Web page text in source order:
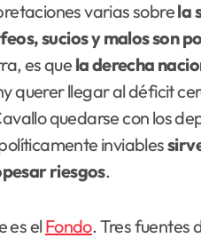
varias sobrela
sucios y malos son
es que la derecha
querer llegar al déficit
quedarse con los
inviables
riesgos.
es el Fondo. Tres fuentes